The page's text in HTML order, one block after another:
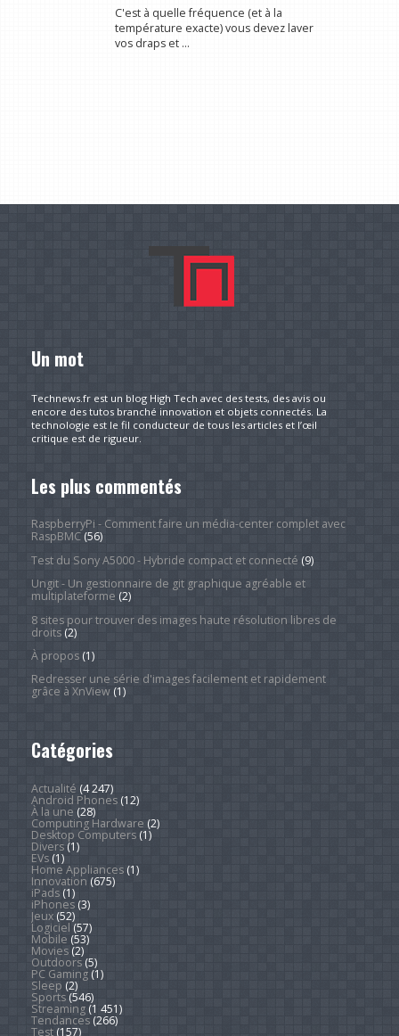
C'est à quelle fréquence (et à la
température exacte) vous devez laver
vos draps et ...
Un mot
Technews.fr est un blog High Tech avec des tests, des avis ou
encore des tutos branché innovation et objets connectés. La
technologie est le fil conducteur de tous les articles et l’œil
critique est de rigueur.
Les plus commentés
RaspberryPi - Comment faire un média-center complet avec
RaspBMC(56)
Test du Sony A5000 - Hybride compact et connecté (9)
Ungit - Un gestionnaire de git graphique agréable et
multiplateforme (2)
8 sites pour trouver des images haute résolution libres de
droits(2)
À propos(1)
Redresser une série d'images facilement et rapidement
grâce à XnView(1)
Catégories
Actualité (4 247)
Android Phones(12)
À la une (28)
Computing Hardware (2)
Desktop Computers(1)
Divers(1)
EVs(1)
Home Appliances(1)
Innovation (675)
iPads(1)
iPhones(3)
Jeux(52)
Logiciel (57)
Mobile (53)
Movies(2)
Outdoors(5)
PC Gaming(1)
Sleep (2)
Sports(546)
Streaming(1 451)
Tendances(266)
Test(157)